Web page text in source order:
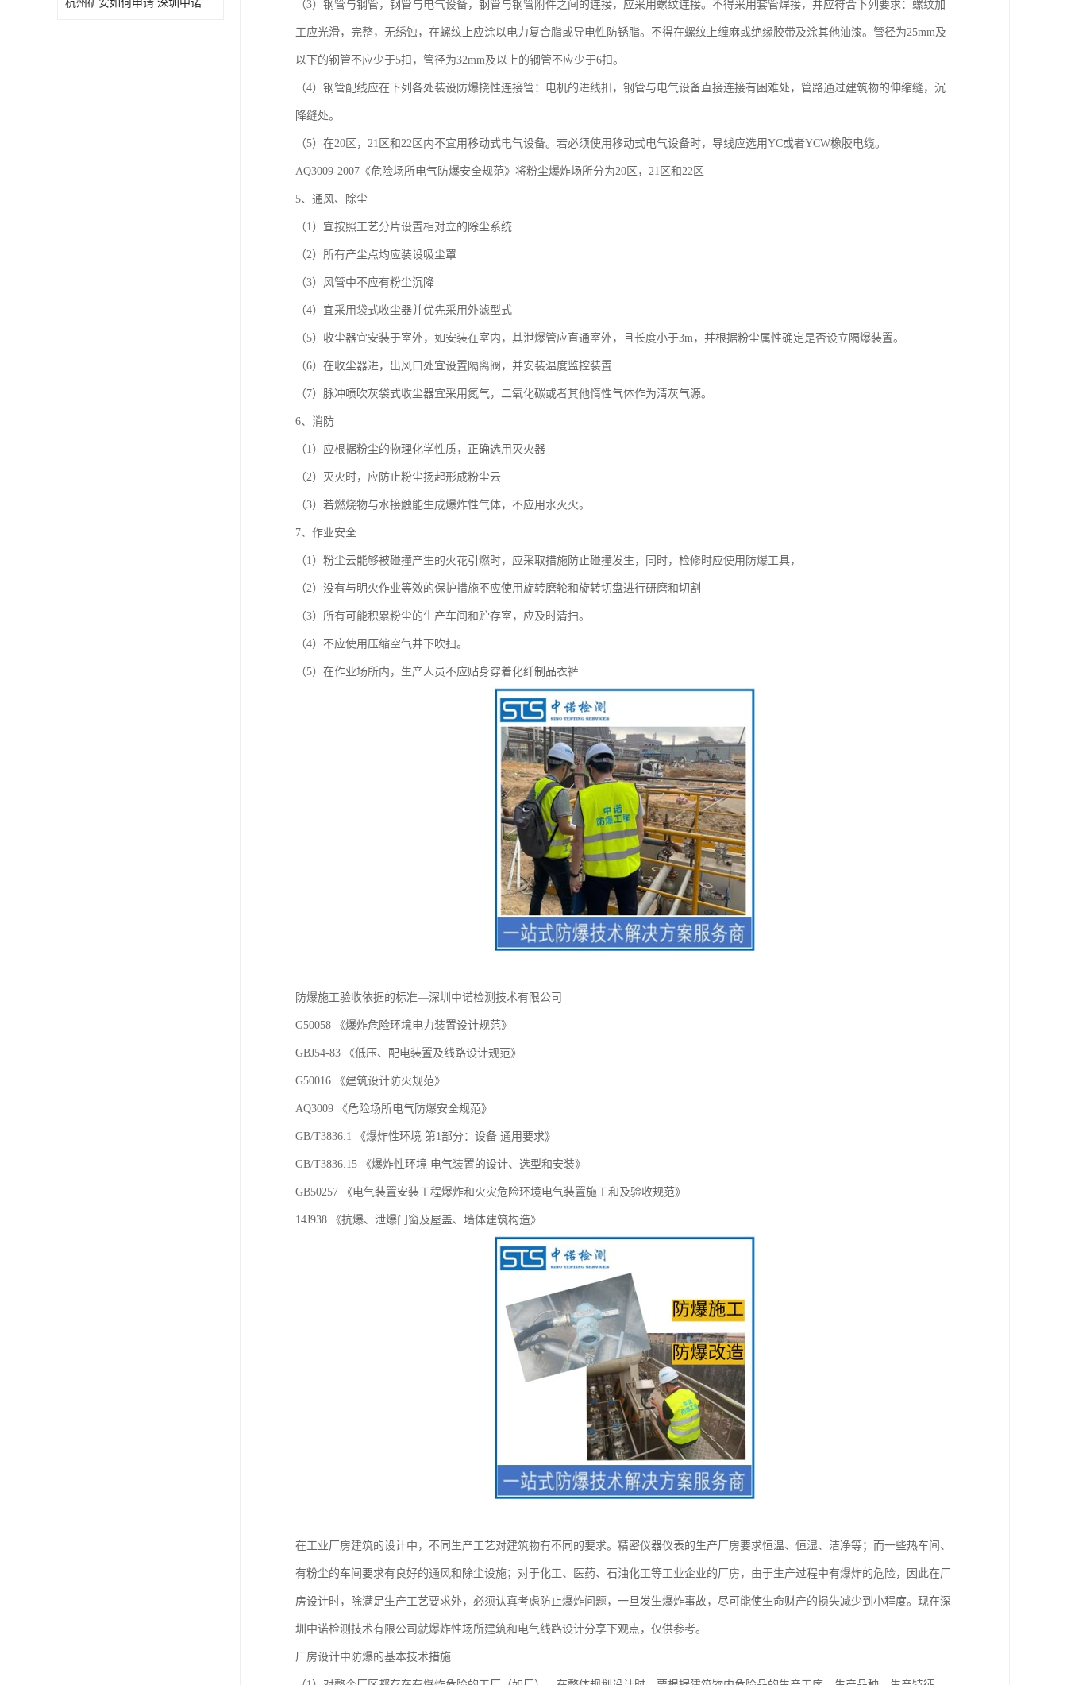
杭州矿安如何申请 深圳中诺检测 （3）钢管与钢管，钢管与电气设备，钢管与钢管附件之间的连接，应采用螺纹连接。不得采用套管焊接，并应符合下列要求：螺纹加
工应光滑，完整，无绣蚀，在螺纹上应涂以电力复合脂或导电性防锈脂。不得在螺纹上缠麻或绝缘胶带及涂其他油漆。管径为25mm及
以下的钢管不应少于5扣，管径为32mm及以上的钢管不应少于6扣。
（4）钢管配线应在下列各处装设防爆挠性连接管：电机的进线扣，钢管与电气设备直接连接有困难处，管路通过建筑物的伸缩缝，沉
降缝处。
（5）在20区，21区和22区内不宜用移动式电气设备。若必须使用移动式电气设备时，导线应选用YC或者YCW橡胶电缆。
AQ3009-2007《危险场所电气防爆安全规范》将粉尘爆炸场所分为20区，21区和22区
5、通风、除尘
（1）宜按照工艺分片设置相对立的除尘系统
（2）所有产尘点均应装设吸尘罩
（3）风管中不应有粉尘沉降
（4）宜采用袋式收尘器并优先采用外滤型式
（5）收尘器宜安装于室外，如安装在室内，其泄爆管应直通室外，且长度小于3m，并根据粉尘属性确定是否设立隔爆装置。
（6）在收尘器进，出风口处宜设置隔离阀，并安装温度监控装置
（7）脉冲喷吹灰袋式收尘器宜采用氮气，二氧化碳或者其他惰性气体作为清灰气源。
6、消防
（1）应根据粉尘的物理化学性质，正确选用灭火器
（2）灭火时，应防止粉尘扬起形成粉尘云
（3）若燃烧物与水接触能生成爆炸性气体，不应用水灭火。
7、作业安全
（1）粉尘云能够被碰撞产生的火花引燃时，应采取措施防止碰撞发生，同时，检修时应使用防爆工具，
（2）没有与明火作业等效的保护措施不应使用旋转磨轮和旋转切盘进行研磨和切割
（3）所有可能积累粉尘的生产车间和贮存室，应及时清扫。
（4）不应使用压缩空气井下吹扫。
（5）在作业场所内，生产人员不应贴身穿着化纤制品衣裤
防爆施工验收依据的标准—深圳中诺检测技术有限公司
G50058 《爆炸危险环境电力装置设计规范》
GBJ54-83 《低压、配电装置及线路设计规范》
G50016 《建筑设计防火规范》
AQ3009 《危险场所电气防爆安全规范》
GB/T3836.1 《爆炸性环境 第1部分：设备 通用要求》
GB/T3836.15 《爆炸性环境 电气装置的设计、选型和安装》
GB50257 《电气装置安装工程爆炸和火灾危险环境电气装置施工和及验收规范》
14J938 《抗爆、泄爆门窗及屋盖、墙体建筑构造》
在工业厂房建筑的设计中，不同生产工艺对建筑物有不同的要求。精密仪器仪表的生产厂房要求恒温、恒湿、洁净等；而一些热车间、
有粉尘的车间要求有良好的通风和除尘设施；对于化工、医药、石油化工等工业企业的厂房，由于生产过程中有爆炸的危险，因此在厂
房设计时，除满足生产工艺要求外，必须认真考虑防止爆炸问题，一旦发生爆炸事故，尽可能使生命财产的损失减少到小程度。现在深
圳中诺检测技术有限公司就爆炸性场所建筑和电气线路设计分享下观点，仅供参考。
厂房设计中防爆的基本技术措施